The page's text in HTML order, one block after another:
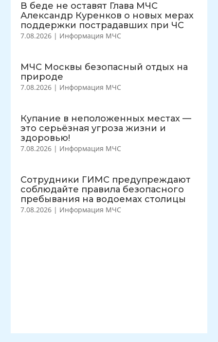
В беде не оставят Глава МЧС
Александр Куренков о новых мерах
поддержки пострадавших при ЧС
7.08.2026 | Информация МЧС
МЧС Москвы безопасный отдых на
природе
7.08.2026 | Информация МЧС
Купание в неположенных местах —
это серьёзная угроза жизни и
здоровью!
7.08.2026 | Информация МЧС
Сотрудники ГИМС предупреждают
соблюдайте правила безопасного
пребывания на водоемах столицы
7.08.2026 | Информация МЧС